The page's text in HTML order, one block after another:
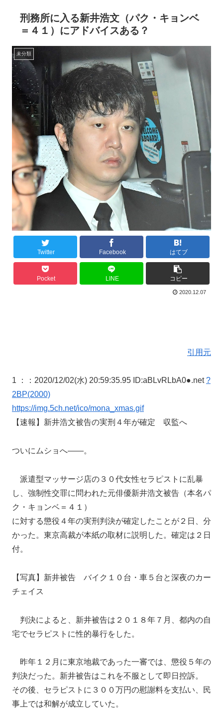
刑務所に入る新井浩文（パク・キョンベ
＝４１）にアドバイスある？
未分類
Twitter Facebook はてブ
Pocket LINE コピー
2020.12.07
引用元
1 ： ：2020/12/02(水) 20:59:35.95 ID:aBLvRLbA0●.net?
2BP(2000)
https://img.5ch.net/ico/mona_xmas.gif
【速報】新井浩文被告の実刑４年が確定 収監へ
ついにムショへ――。
派遣型マッサージ店の３０代女性セラピストに乱暴
し、強制性交罪に問われた元俳優新井浩文被告（本名パ
ク・キョンベ＝４１）
に対する懲役４年の実刑判決が確定したことが２日、分
かった。東京高裁が本紙の取材に説明した。確定は２日
付。
【写真】新井被告 バイク１０台・車５台と深夜のカー
チェイス
判決によると、新井被告は２０１８年７月、都内の自
宅でセラピストに性的暴行をした。
昨年１２月に東京地裁であった一審では、懲役５年の
判決だった。新井被告はこれを不服として即日控訴。
その後、セラピストに３００万円の慰謝料を支払い、民
事上では和解が成立していた。